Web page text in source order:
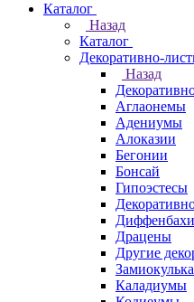
Каталог
Назад
Каталог
Декоративно-
Назад
Аглаонемы
Адениумы
Алоказии
Бегонии
Бонсай
Гипоэстесы
Драцены
Другие
Каладиумы